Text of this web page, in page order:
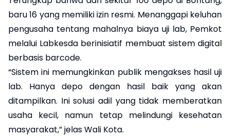
baru 16 yang memiliki izin resmi. Menanggapi keluhan
pengusaha tentang mahalnya biaya uji lab, Pemkot
melalui Labkesda berinisiatif membuat sistem digital
berbasis barcode.
“Sistem ini memungkinkan publik mengakses hasil uji
lab. Hanya depo dengan hasil baik yang akan
ditampilkan. Ini solusi adil yang tidak memberatkan
usaha kecil, namun tetap melindungi kesehatan
masyarakat,” jelas Wali Kota.